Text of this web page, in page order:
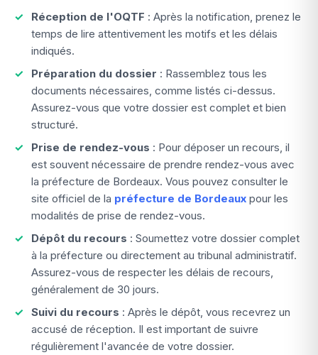
Réception de l'OQTF : Après la notification, prenez le
temps de lire attentivement les motifs et les délais
indiqués.
Préparation du dossier : Rassemblez tous les
documents nécessaires, comme listés ci-dessus.
Assurez-vous que votre dossier est complet et bien
structuré.
Prise de rendez-vous : Pour déposer un recours, il
est souvent nécessaire de prendre rendez-vous avec
la préfecture de Bordeaux. Vous pouvez consulter le
site officiel de la préfecture de Bordeaux pour les
modalités de prise de rendez-vous.
Dépôt du recours : Soumettez votre dossier complet
à la préfecture ou directement au tribunal administratif.
Assurez-vous de respecter les délais de recours,
généralement de 30 jours.
Suivi du recours : Après le dépôt, vous recevrez un
accusé de réception. Il est important de suivre
régulièrement l'avancée de votre dossier.